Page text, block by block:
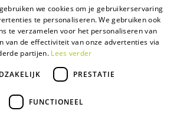
we cookies om je gebruikerservaring
te personaliseren. We gebruiken ook
te verzamelen voor het personaliseren van
van de effectiviteit van onze advertenties via
partijen. Lees verder
PRESTATIE
FUNCTIONEEL